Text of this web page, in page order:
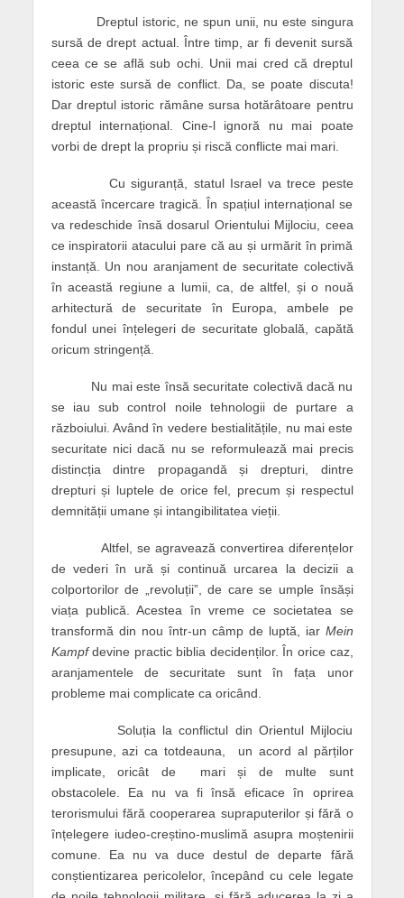
Dreptul istoric, ne spun unii, nu este singura
sursă de drept actual. Între timp, ar fi devenit sursă
ceea ce se află sub ochi. Unii mai cred că dreptul
istoric este sursă de conflict. Da, se poate discuta!
Dar dreptul istoric rămâne sursa hotărâtoare pentru
dreptul internațional. Cine-l ignoră nu mai poate
vorbi de drept la propriu și riscă conflicte mai mari.
Cu siguranță, statul Israel va trece peste
această încercare tragică. În spațiul internațional se
va redeschide însă dosarul Orientului Mijlociu, ceea
ce inspiratorii atacului pare că au și urmărit în primă
instanță. Un nou aranjament de securitate colectivă
în această regiune a lumii, ca, de altfel, și o nouă
arhitectură de securitate în Europa, ambele pe
fondul unei înțelegeri de securitate globală, capătă
oricum stringență.
Nu mai este însă securitate colectivă dacă nu
se iau sub control noile tehnologii de purtare a
războiului. Având în vedere bestialitățile, nu mai este
securitate nici dacă nu se reformulează mai precis
distincția dintre propagandă și drepturi, dintre
drepturi și luptele de orice fel, precum și respectul
demnității umane și intangibilitatea vieții.
Altfel, se agravează convertirea diferențelor
de vederi în ură și continuă urcarea la decizii a
colportorilor de „revoluții”, de care se umple însăși
viața publică. Acestea în vreme ce societatea se
transformă din nou într-un câmp de luptă, iar Mein
Kampfdevine practic biblia decidenților. În orice caz,
aranjamentele de securitate sunt în fața unor
probleme mai complicate ca oricând.
Soluția la conflictul din Orientul Mijlociu
presupune, azi ca totdeauna, un acord al părților
implicate, oricât de mari și de multe sunt
obstacolele. Ea nu va fi însă eficace în oprirea
terorismului fără cooperarea supraputerilor și fără o
înțelegere iudeo-creștino-muslimă asupra moștenirii
comune. Ea nu va duce destul de departe fără
conștientizarea pericolelor, începând cu cele legate